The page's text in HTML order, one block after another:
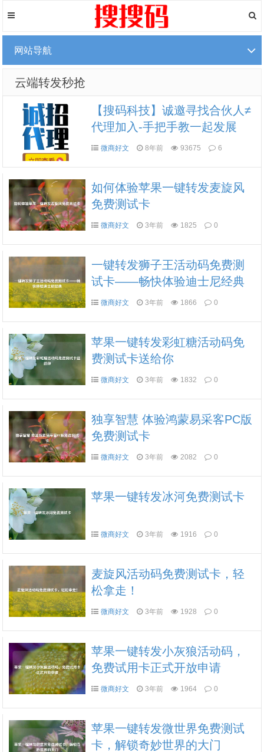
网站导航
云端转发秒抢
【搜码科技】诚邀寻找合伙人≠
代理加入-手把手教一起发展
微商好文 8年前 93675 6
如何体验苹果一键转发麦旋风
免费测试卡
微商好文 3年前 1825 0
一键转发狮子王活动码免费测
试卡——畅快体验迪士尼经典
微商好文 3年前 1866 0
苹果一键转发彩虹糖活动码免
费测试卡送给你
微商好文 3年前 1832 0
独享智慧 体验鸿蒙易采客PC版
免费测试卡
微商好文 3年前 2082 0
苹果一键转发冰河免费测试卡
微商好文 3年前 1916 0
麦旋风活动码免费测试卡，轻
松拿走！
微商好文 3年前 1928 0
苹果一键转发小灰狼活动码，
免费试用卡正式开放申请
微商好文 3年前 1964 0
苹果一键转发微世界免费测试
卡，解锁奇妙世界的大门